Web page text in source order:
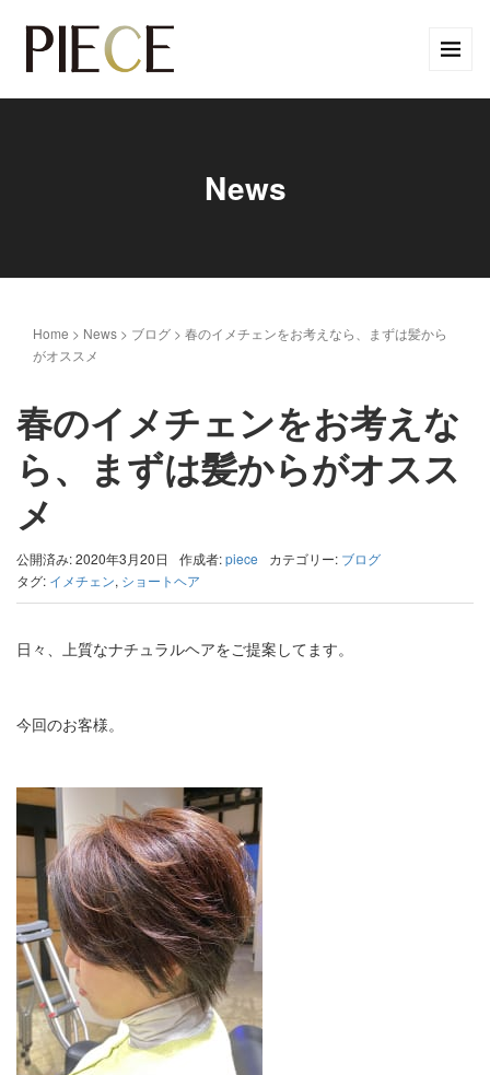
News
Home > News > ブログ > 春のイメチェンをお考えなら、まずは髪から
がオススメ
春のイメチェンをお考えな
ら、まずは髪からがオスス
メ
公開済み: 2020年3月20日 作成者:piece カテゴリー: ブログ
タグ: イメチェン, ショートヘア
日々、上質なナチュラルヘアをご提案してます。
今回のお客様。